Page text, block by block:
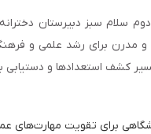
برای رشد علمی و
کشف استعدادها و
برای تقویت مهارت‌های